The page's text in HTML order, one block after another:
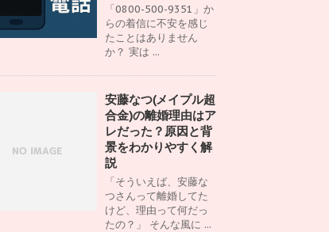
「0800-500-9351」か
らの着信に不安を感じ
たことはありません
か？ 実は ...
安藤なつ(メイプル超
合金)の離婚理由はア
レだった？原因と背
景をわかりやすく解
説
「そういえば、安藤な
つさんって離婚してた
けど、理由って何だっ
たの？」 そんな風に ...